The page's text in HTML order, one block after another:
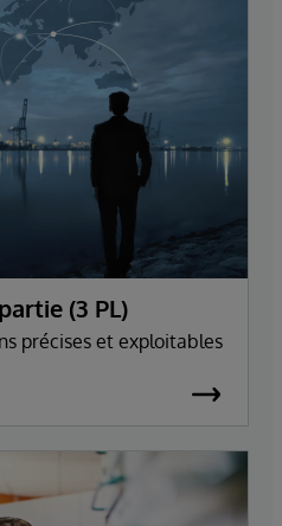
(3 PL)
précises et exploitables